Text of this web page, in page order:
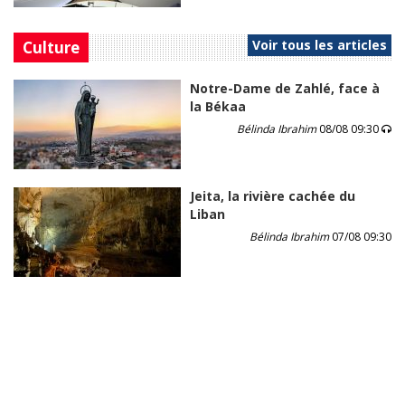
Culture Voir tous les articles
Notre-Dame de Zahlé, face à
la Békaa
Bélinda Ibrahim08/08 09:30
Jeita, la rivière cachée du
Liban
Bélinda Ibrahim07/08 09:30